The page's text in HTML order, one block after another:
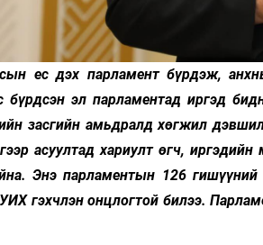
ес дэх парламент бүрдэж,
бүрдсэн эл парламентад иргэд
засгийн амьдралд хөгжил
асуултад хариулт өгч, иргэдийн
Энэ парламентын 126
гэхчлэн онцлогтой билээ.